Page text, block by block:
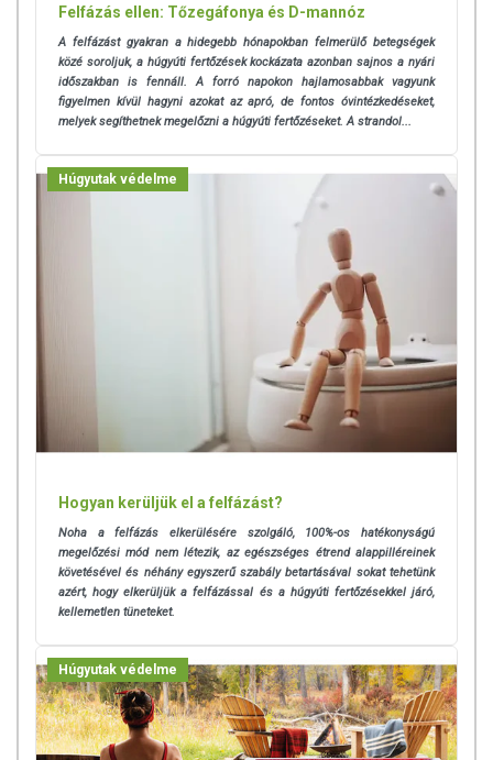
Felfázás ellen: Tőzegáfonya és D-mannóz
A felfázást gyakran a hidegebb hónapokban felmerülő betegségek
közé soroljuk, a húgyúti fertőzések kockázata azonban sajnos a nyári
időszakban is fennáll. A forró napokon hajlamosabbak vagyunk
figyelmen kívül hagyni azokat az apró, de fontos óvintézkedéseket,
melyek segíthetnek megelőzni a húgyúti fertőzéseket. A strandol...
Húgyutak védelme
Hogyan kerüljük el a felfázást?
Noha a felfázás elkerülésére szolgáló, 100%-os hatékonyságú
megelőzési mód nem létezik, az egészséges étrend alappilléreinek
követésével és néhány egyszerű szabály betartásával sokat tehetünk
azért, hogy elkerüljük a felfázással és a húgyúti fertőzésekkel járó,
kellemetlen tüneteket.
Húgyutak védelme